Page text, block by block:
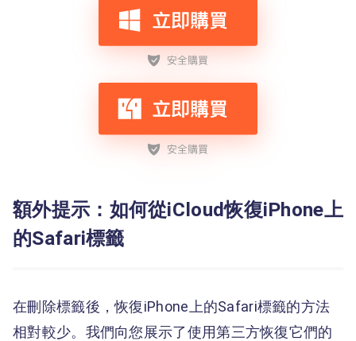
額外提示：如何從iCloud恢復iPhone上
的Safari標籤
在刪除標籤後，恢復iPhone上的Safari標籤的方法
相對較少。我們向您展示了使用第三方恢復它們的